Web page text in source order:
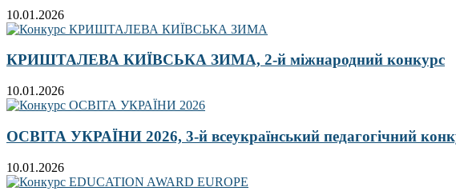
10.01.2026
КРИШТАЛЕВА КИЇВСЬКА ЗИМА, 2-й міжнародний конкурс
10.01.2026
ОСВІТА УКРАЇНИ 2026, 3-й всеукраїнський педагогічний
10.01.2026